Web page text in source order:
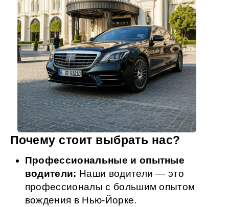
Почему стоит выбрать нас?
Профессиональные и опытные
водители: Наши водители — это
профессионалы с большим опытом
вождения в Нью-Йорке.